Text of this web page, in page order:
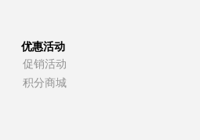
优惠活动
促销活动
积分商城